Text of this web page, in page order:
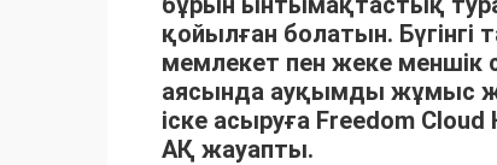
қойылған болатын. Бүгінгі
мемлекет пен жеке меншік
аясында ауқымды жұмыс
іске асыруға Freedom
АҚ жауапты.